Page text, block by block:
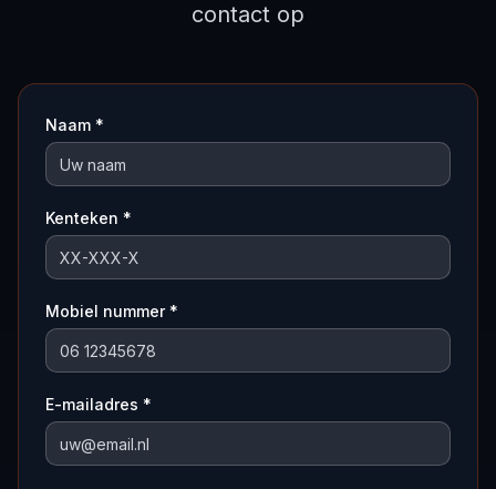
contact op
Naam *
Kenteken *
Mobiel nummer *
E-mailadres *